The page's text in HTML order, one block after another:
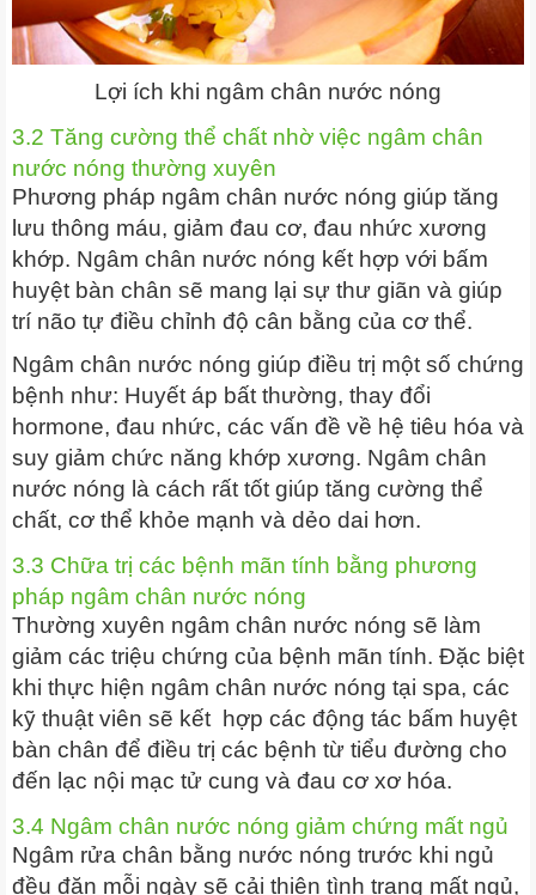
Lợi ích khi ngâm chân nước nóng
3.2 Tăng cường thể chất nhờ việc ngâm chân
nước nóng thường xuyên
Phương pháp ngâm chân nước nóng giúp tăng
lưu thông máu, giảm đau cơ, đau nhức xương
khớp. Ngâm chân nước nóng kết hợp với bấm
huyệt bàn chân sẽ mang lại sự thư giãn và giúp
trí não tự điều chỉnh độ cân bằng của cơ thể.
Ngâm chân nước nóng giúp điều trị một số chứng
bệnh như: Huyết áp bất thường, thay đổi
hormone, đau nhức, các vấn đề về hệ tiêu hóa và
suy giảm chức năng khớp xương. Ngâm chân
nước nóng là cách rất tốt giúp tăng cường thể
chất, cơ thể khỏe mạnh và dẻo dai hơn.
3.3 Chữa trị các bệnh mãn tính bằng phương
pháp ngâm chân nước nóng
Thường xuyên ngâm chân nước nóng sẽ làm
giảm các triệu chứng của bệnh mãn tính. Đặc biệt
khi thực hiện ngâm chân nước nóng tại spa, các
kỹ thuật viên sẽ kết hợp các động tác bấm huyệt
bàn chân để điều trị các bệnh từ tiểu đường cho
đến lạc nội mạc tử cung và đau cơ xơ hóa.
3.4 Ngâm chân nước nóng giảm chứng mất ngủ
Ngâm rửa chân bằng nước nóng trước khi ngủ
đều đặn mỗi ngày sẽ cải thiện tình trạng mất ngủ,